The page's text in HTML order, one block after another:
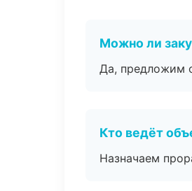
Можно ли
Да, предложим
Кто ведёт
Назначаем